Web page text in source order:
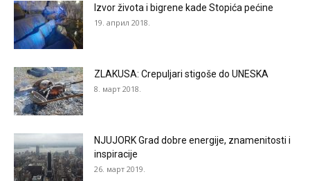
Izvor života i bigrene kade Stopića pećine
19. април 2018.
ZLAKUSA: Crepuljari stigoše do UNESKA
8. март 2018.
NJUJORK Grad dobre energije, znamenitosti i
inspiracije
26. март 2019.